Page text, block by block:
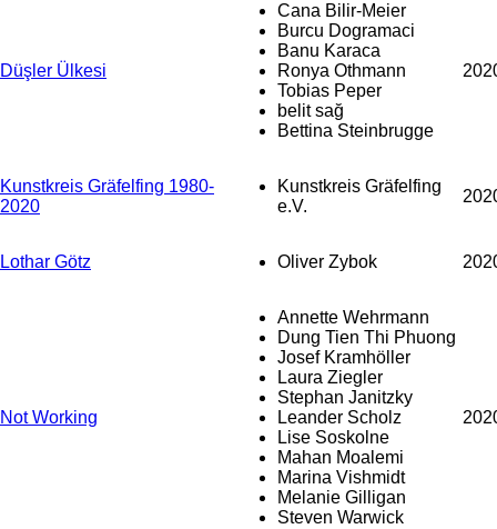
Düşler Ülkesi
Cana Bilir-Meier
Burcu Dogramaci
Banu Karaca
Ronya Othmann
Tobias Peper
belit sağ
Bettina Steinbrugge
Kunstkreis Gräfelfing 1980-
2020
Kunstkreis Gräfelfing
e.V.
Lothar Götz Oliver Zybok
Not Working
Annette Wehrmann
Dung Tien Thi Phuong
Josef Kramhöller
Laura Ziegler
Stephan Janitzky
Leander Scholz
Lise Soskolne
Mahan Moalemi
Marina Vishmidt
Melanie Gilligan
Steven Warwick